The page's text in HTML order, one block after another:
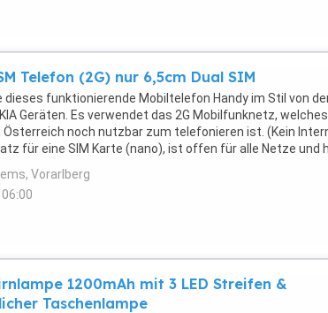
dann mit einem USB Lader oder am Computer wieder
werden. (Ladekabel Kabel ist inkusive, 5V Adapter
Telefon (2G) nur 6,5cm Dual SIM
dieses funktionierende Mobiltelefon Handy im Stil von
Geräten. Es verwendet das 2G Mobilfunknetz, welches
Österreich noch nutzbar zum telefonieren ist. (Kein
für eine SIM Karte (nano), ist offen für alle Netze und
noch einen Slot für eine Speicherkarte, wo man z.B.
könnte. Bluetooth hat das Gerät ebenfalls. Ein
alle Fälle! Wohl eins der kleinsten Telefone der Welt...
Vorarlberg
1200mAh mit 3 LED Streifen &
Taschenlampe